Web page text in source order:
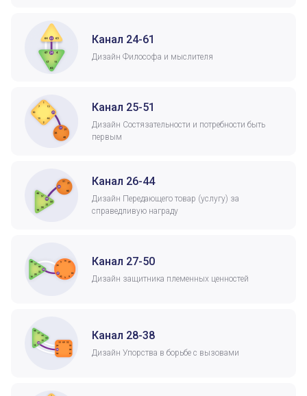
Канал 24-61
Дизайн Философа и мыслителя
Канал 25-51
Дизайн Состязательности и потребности быть
первым
Канал 26-44
Дизайн Передающего товар (услугу) за
справедливую награду
Канал 27-50
Дизайн защитника племенных ценностей
Канал 28-38
Дизайн Упорства в борьбе с вызовами